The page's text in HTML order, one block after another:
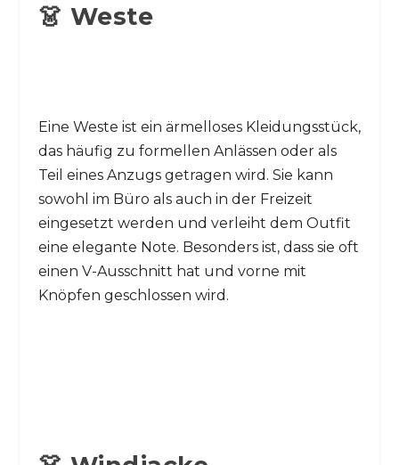
👗 Weste
Eine Weste ist ein ärmelloses Kleidungsstück,
das häufig zu formellen Anlässen oder als
Teil eines Anzugs getragen wird. Sie kann
sowohl im Büro als auch in der Freizeit
eingesetzt werden und verleiht dem Outfit
eine elegante Note. Besonders ist, dass sie oft
einen V-Ausschnitt hat und vorne mit
Knöpfen geschlossen wird.